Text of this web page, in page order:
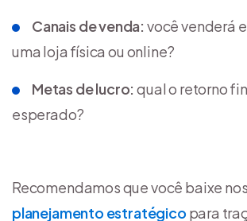
Canais de venda: você venderá
uma loja física ou online?
Metas de lucro: qual o retorno
esperado?
Recomendamos que você baixe
planejamento estratégico para